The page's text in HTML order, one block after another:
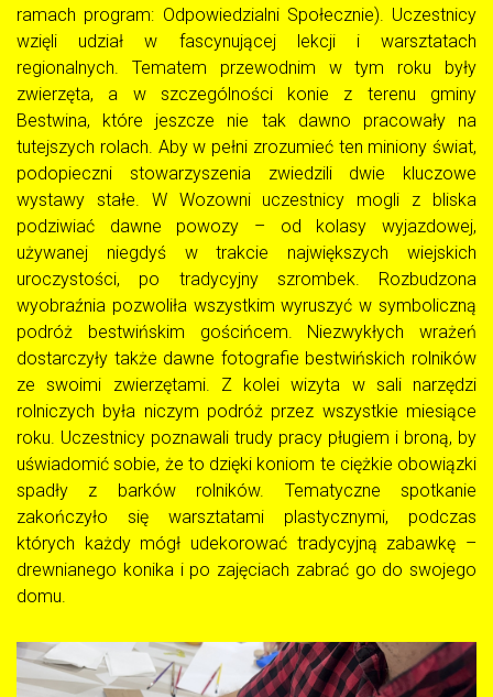
ramach program: Odpowiedzialni Społecznie). Uczestnicy
wzięli udział w fascynującej lekcji i warsztatach
regionalnych. Tematem przewodnim w tym roku były
zwierzęta, a w szczególności konie z terenu gminy
Bestwina, które jeszcze nie tak dawno pracowały na
tutejszych rolach. Aby w pełni zrozumieć ten miniony świat,
podopieczni stowarzyszenia zwiedzili dwie kluczowe
wystawy stałe. W Wozowni uczestnicy mogli z bliska
podziwiać dawne powozy – od kolasy wyjazdowej,
używanej niegdyś w trakcie największych wiejskich
uroczystości, po tradycyjny szrombek. Rozbudzona
wyobraźnia pozwoliła wszystkim wyruszyć w symboliczną
podróż bestwińskim gościńcem. Niezwykłych wrażeń
dostarczyły także dawne fotografie bestwińskich rolników
ze swoimi zwierzętami. Z kolei wizyta w sali narzędzi
rolniczych była niczym podróż przez wszystkie miesiące
roku. Uczestnicy poznawali trudy pracy pługiem i broną, by
uświadomić sobie, że to dzięki koniom te ciężkie obowiązki
spadły z barków rolników. Tematyczne spotkanie
zakończyło się warsztatami plastycznymi, podczas
których każdy mógł udekorować tradycyjną zabawkę –
drewnianego konika i po zajęciach zabrać go do swojego
domu.